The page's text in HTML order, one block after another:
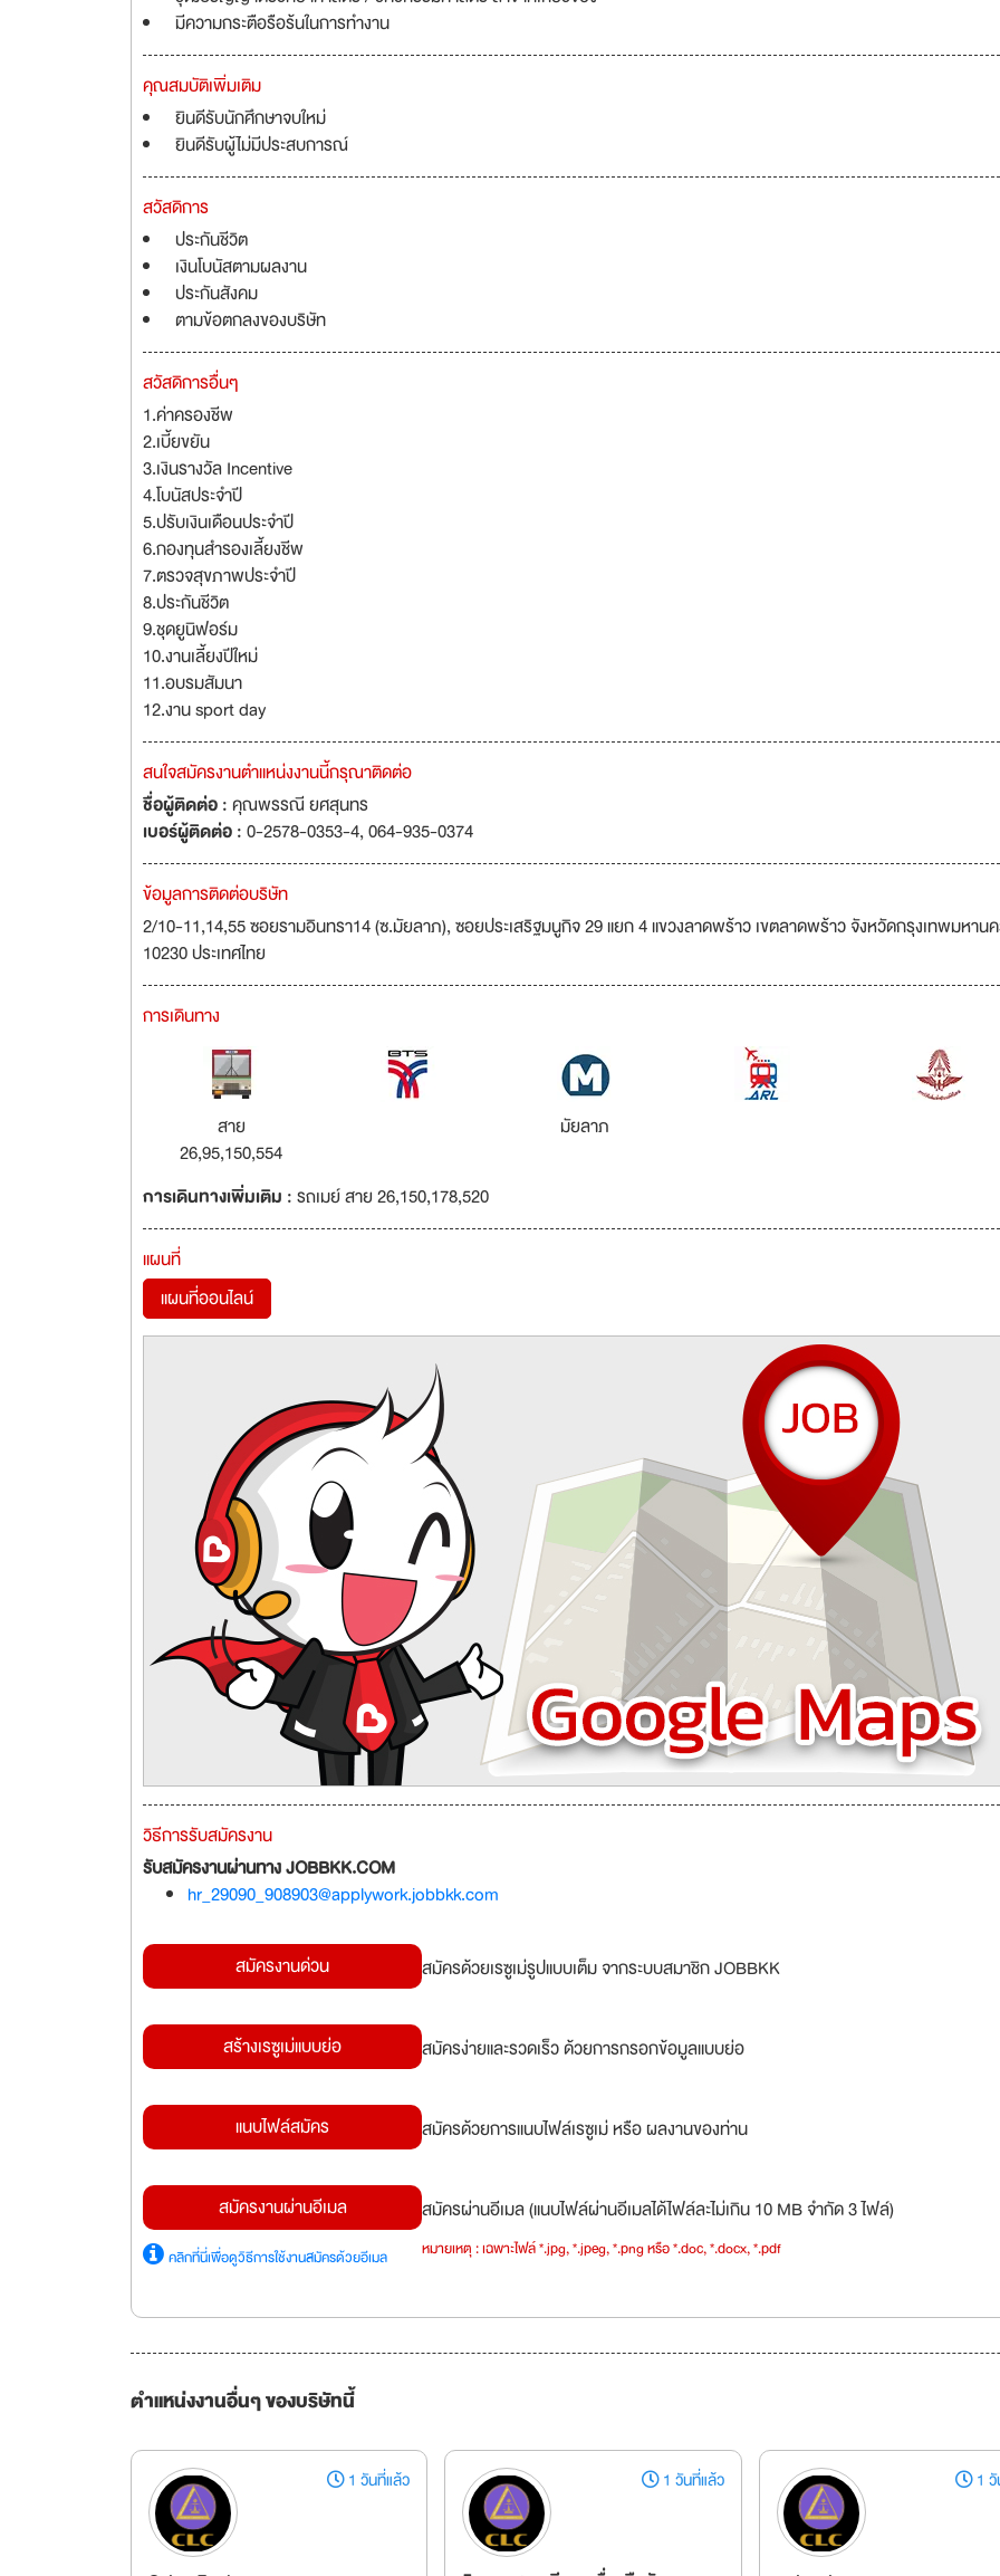
มีความกระตือรือร้นในการทำงาน
คุณสมบัติเพิ่มเติม
ยินดีรับนักศึกษาจบใหม่
ยินดีรับผู้ไม่มีประสบการณ์
สวัสดิการ
ประกันชีวิต
เงินโบนัสตามผลงาน
ประกันสังคม
ตามข้อตกลงของบริษัท
สวัสดิการอื่นๆ
1.ค่าครองชีพ
2.เบี้ยขยัน
3.เงินรางวัล Incentive
4.โบนัสประจำปี
5.ปรับเงินเดือนประจำปี
6.กองทุนสำรองเลี้ยงชีพ
7.ตรวจสุขภาพประจำปี
8.ประกันชีวิต
9.ชุดยูนิฟอร์ม
10.งานเลี้ยงปีใหม่
11.อบรมสัมนา
12.งาน sport day
สนใจสมัครงานตำแหน่งงานนี้กรุณาติดต่อ
ชื่อผู้ติดต่อ :คุณพรรณี ยศสุนทร
เบอร์ผู้ติดต่อ :0-2578-0353-4, 064-935-0374
ข้อมูลการติดต่อบริษัท
2/10-11,14,55 ซอยรามอินทรา14 (ซ.มัยลาภ), ซอยประเสริฐมนูกิจ 29 แยก 4 แขวงลาดพร้าว เขตลาดพร้าว จังหวัดกรุงเทพมหาน
10230 ประเทศไทย
การเดินทาง
สาย
26,95,150,554
มัยลาภ
การเดินทางเพิ่มเติม :รถเมย์ สาย 26,150,178,520
แผนที่
แผนที่ออนไลน์
วิธีการรับสมัครงาน
รับสมัครงานผ่านทาง JOBBKK.COM
hr_29090_908903@applywork.jobbkk.com
สมัครงานด่วน สมัครด้วยเรซูเม่รูปแบบเต็ม จากระบบสมาชิก JOBBKK
สร้างเรซูเม่แบบย่อ สมัครง่ายและรวดเร็ว ด้วยการกรอกข้อมูลแบบย่อ
แนบไฟล์สมัคร สมัครด้วยการแนบไฟล์เรซูเม่ หรือ ผลงานของท่าน
สมัครงานผ่านอีเมล
คลิกที่นี่เพื่อดูวิธีการใช้งานสมัครด้วยอีเมล
สมัครผ่านอีเมล (แนบไฟล์ผ่านอีเมลได้ไฟล์ละไม่เกิน 10 MB จำกัด 3 ไฟล์)
หมายเหตุ : เฉพาะไฟล์ *.jpg, *.jpeg, *.png หรือ *.doc, *.docx, *.pdf
ตำแหน่งงานอื่นๆ ของบริษัทนี้
1 วันที่แล้ว 1 วันที่แล้ว 1 วั